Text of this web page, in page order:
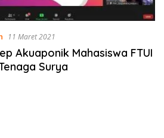
11 Maret 2021
Akuaponik Mahasiswa FTUI
Surya